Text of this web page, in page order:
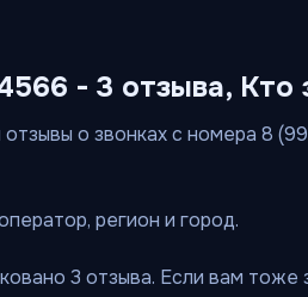
- 3 отзыва, Кто
о звонках с номера 8
регион и город.
3 отзыва. Если вам